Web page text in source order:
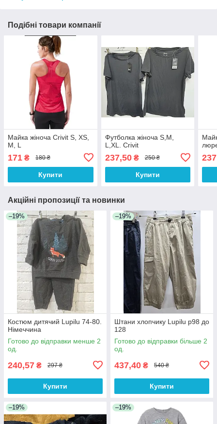
Подібні товари компанії
Майка жіноча Crivit S, XS,
M, L
171 ₴ 180 ₴
Купити
Футболка жіноча S,M,
L,XL. Crivit
237,50₴ 250 ₴
Купити
Акційні пропозиції та новинки
–19%
Костюм дитячий Lupilu 74-80.
Німеччина
Готово до відправки менше 2
од.
240,57 ₴ 297 ₴
Купити
–19%
Штани хлопчику Lupilu р98 до
128
Готово до відправки більше 2
од.
437,40 ₴ 540 ₴
Купити
–19% –19%